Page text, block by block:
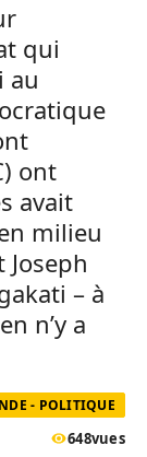
qui
au
ont
avait
milieu
Joseph
– à
n’y a
- POLITIQUE
648vues